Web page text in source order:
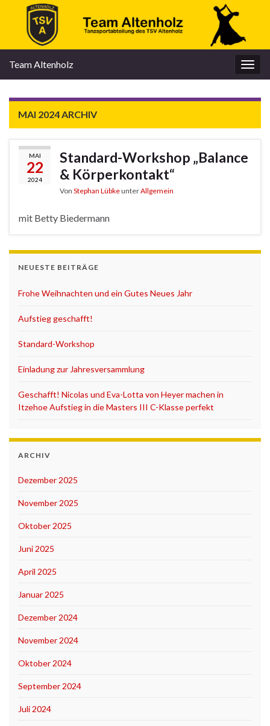
Team Altenholz
MAI 2024ARCHIV
MAI
22
2024
Standard-Workshop „Balance
& Körperkontakt“
Von Stephan LübkeunterAllgemein
mit Betty Biedermann
NEUESTE BEITRÄGE
Frohe Weihnachten und ein Gutes Neues Jahr
Aufstieg geschafft!
Standard-Workshop
Einladung zur Jahresversammlung
Geschafft! Nicolas und Eva-Lotta von Heyer machen in
Itzehoe Aufstieg in die Masters III C-Klasse perfekt
ARCHIV
Dezember 2025
November 2025
Oktober 2025
Juni 2025
April 2025
Januar 2025
Dezember 2024
November 2024
Oktober 2024
September 2024
Juli 2024